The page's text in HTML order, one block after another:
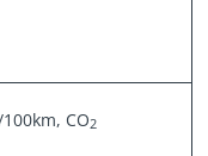
CO2